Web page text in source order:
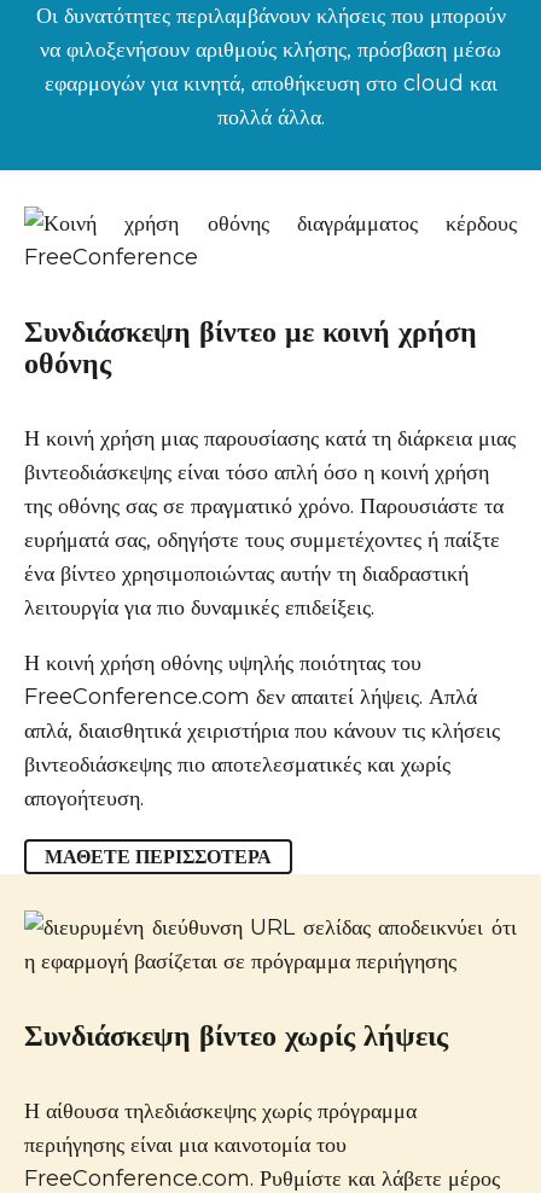
Οι δυνατότητες περιλαμβάνουν κλήσεις που μπορούν
να φιλοξενήσουν αριθμούς κλήσης, πρόσβαση μέσω
εφαρμογών για κινητά, αποθήκευση στο cloud και
πολλά άλλα.
Συνδιάσκεψη βίντεο με κοινή χρήση
οθόνης
Η κοινή χρήση μιας παρουσίασης κατά τη διάρκεια μιας
βιντεοδιάσκεψης είναι τόσο απλή όσο η κοινή χρήση
της οθόνης σας σε πραγματικό χρόνο. Παρουσιάστε τα
ευρήματά σας, οδηγήστε τους συμμετέχοντες ή παίξτε
ένα βίντεο χρησιμοποιώντας αυτήν τη διαδραστική
λειτουργία για πιο δυναμικές επιδείξεις.
Η κοινή χρήση οθόνης υψηλής ποιότητας του
FreeConference.com δεν απαιτεί λήψεις. Απλά
απλά, διαισθητικά χειριστήρια που κάνουν τις κλήσεις
βιντεοδιάσκεψης πιο αποτελεσματικές και χωρίς
απογοήτευση.
ΜΆΘΕΤΕ ΠΕΡΙΣΣΌΤΕΡΑ
Συνδιάσκεψη βίντεο χωρίς λήψεις
Η αίθουσα τηλεδιάσκεψης χωρίς πρόγραμμα
περιήγησης είναι μια καινοτομία του
FreeConference.com. Ρυθμίστε και λάβετε μέρος